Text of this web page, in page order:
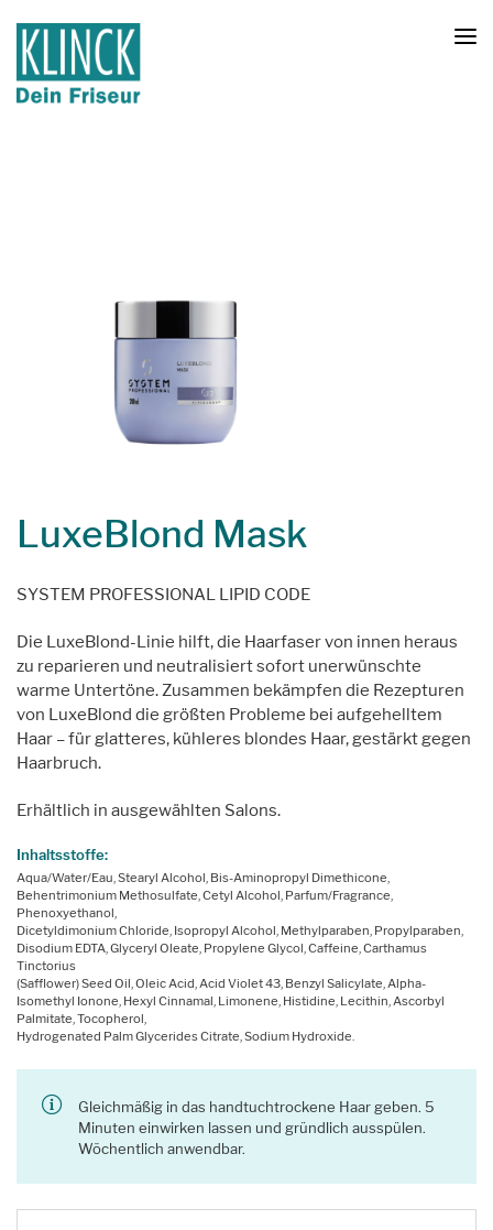
LuxeBlond Mask
SYSTEM PROFESSIONAL LIPID CODE
Die LuxeBlond-Linie hilft, die Haarfaser von innen heraus
zu reparieren und neutralisiert sofort unerwünschte
warme Untertöne. Zusammen bekämpfen die Rezepturen
von LuxeBlond die größten Probleme bei aufgehelltem
Haar – für glatteres, kühleres blondes Haar, gestärkt gegen
Haarbruch.
Erhältlich in ausgewählten Salons.
Inhaltsstoffe:
Aqua/Water/Eau, Stearyl Alcohol, Bis-Aminopropyl Dimethicone,
Behentrimonium Methosulfate, Cetyl Alcohol, Parfum/Fragrance,
Phenoxyethanol,
Dicetyldimonium Chloride, Isopropyl Alcohol, Methylparaben, Propylparaben,
Disodium EDTA, Glyceryl Oleate, Propylene Glycol, Caffeine, Carthamus
Tinctorius
(Safflower) Seed Oil, Oleic Acid, Acid Violet 43, Benzyl Salicylate, Alpha-
Isomethyl Ionone, Hexyl Cinnamal, Limonene, Histidine, Lecithin, Ascorbyl
Palmitate, Tocopherol,
Hydrogenated Palm Glycerides Citrate, Sodium Hydroxide.
Gleichmäßig in das handtuchtrockene Haar geben. 5
Minuten einwirken lassen und gründlich ausspülen.
Wöchentlich anwendbar.